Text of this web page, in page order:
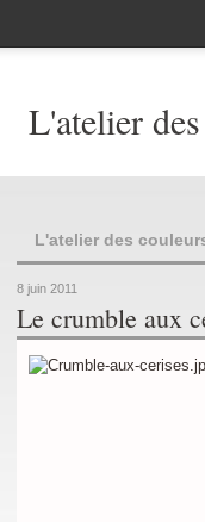
L'atelier
L'atelier des
8 juin 2011
Le crumble aux